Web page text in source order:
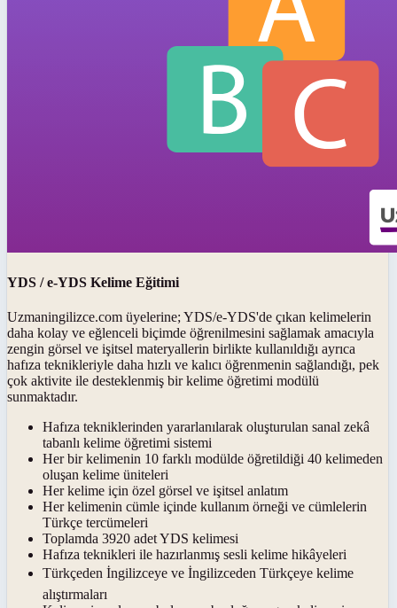
YDS / e-YDS Kelime Eğitimi
Uzmaningilizce.com üyelerine; YDS/e-YDS'de çıkan kelimelerin
daha kolay ve eğlenceli biçimde öğrenilmesini sağlamak amacıyla
zengin görsel ve işitsel materyallerin birlikte kullanıldığı ayrıca
hafıza teknikleriyle daha hızlı ve kalıcı öğrenmenin sağlandığı, pek
çok aktivite ile desteklenmiş bir kelime öğretimi modülü
sunmaktadır.
Hafıza tekniklerinden yararlanılarak oluşturulan sanal zekâ
tabanlı kelime öğretimi sistemi
Her bir kelimenin 10 farklı modülde öğretildiği 40 kelimeden
oluşan kelime üniteleri
Her kelime için özel görsel ve işitsel anlatım
Her kelimenin cümle içinde kullanım örneği ve cümlelerin
Türkçe tercümeleri
Toplamda 3920 adet YDS kelimesi
Hafıza teknikleri ile hazırlanmış sesli kelime hikâyeleri
Türkçeden İngilizceye ve İngilizceden Türkçeye kelime
alıştırmaları